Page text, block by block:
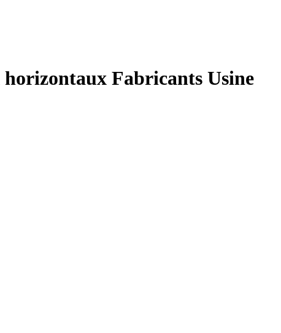
horizontaux Fabricants Usine